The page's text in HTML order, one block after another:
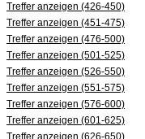
Treffer anzeigen (426-450)
Treffer anzeigen (451-475)
Treffer anzeigen (476-500)
Treffer anzeigen (501-525)
Treffer anzeigen (526-550)
Treffer anzeigen (551-575)
Treffer anzeigen (576-600)
Treffer anzeigen (601-625)
Treffer anzeigen (626-650)